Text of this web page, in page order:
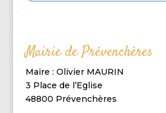
Mairie de Prévenchères
Maire : Olivier MAURIN
3 Place de l’Eglise
48800 Prévenchères